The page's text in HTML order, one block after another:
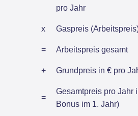
pro Jahr
x Gaspreis
= Arbeitspreis gesamt
+ Grundpreis in € pro
=
Gesamtpreis pro Jahr
Bonus im 1. Jahr)